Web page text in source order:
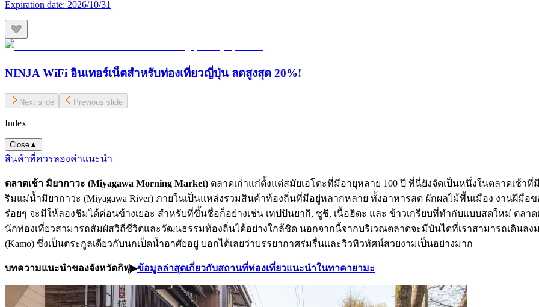
Expiration date: 2026/10/31
NINJA WiFi อินเทอร์เน็ตสำหรับท่องเที่ยวญี่ปุ่น ลดสูงสุด 20%!
Next slide Previous slide
Index
Close▲
สินค้าที่ควรลองคำแนะนำ
ตลาดเช้า มิยากาวะ (Miyagawa Morning Market) ตลาดเก่าแก่ตั้งแต่สมัยเอโดะที่มีอายุหลาย 100 ปี ที่นี่ยังจัดเป็นหนึ่งในตลาดเช้า
ริมแม่น้ำมิยากาวะ (Miyagawa River) ภายในเป็นแหล่งรวมสินค้าท้องถิ่นที่มีอยู่หลากหลาย ทั้งอาหารสด ผักผลไม้พื้นเมือง งานฝีมื
ร่อยๆ จะมีให้ลองชิมได้ค่อนข้างเยอะ สำหรับที่ขึ้นชื่อก็อย่างเช่น เทปปันยากิ, ซูชิ, เนื้อฮิดะ และ ข้าวเกรียบที่ทำกับแบบสดใหม่ ตลา
นักท่องเที่ยวสามารถสัมผัสวิถีชีวิตและวัฒนธรรมท้องถิ่นได้อย่างใกล้ชิด นอกจากนี้จากบริเวณตลาดจะมีบันไดที่เราสามารถเดินล
(Kamo) ซึ่งเป็นตระกูลเดียวกับนกเป็ดน้ำอาศัยอยู่ บอกได้เลยว่าบรรยากาศร่มรื่นและวิวทิวทัศน์สวยงามเป็นอย่างมาก
บทความแนะนำของจังหวัดกิฟุ▶︎ข้อมูลล่าสุดเกี่ยวกับสถานที่ท่องเที่ยวแนะนำในทาคายามะ